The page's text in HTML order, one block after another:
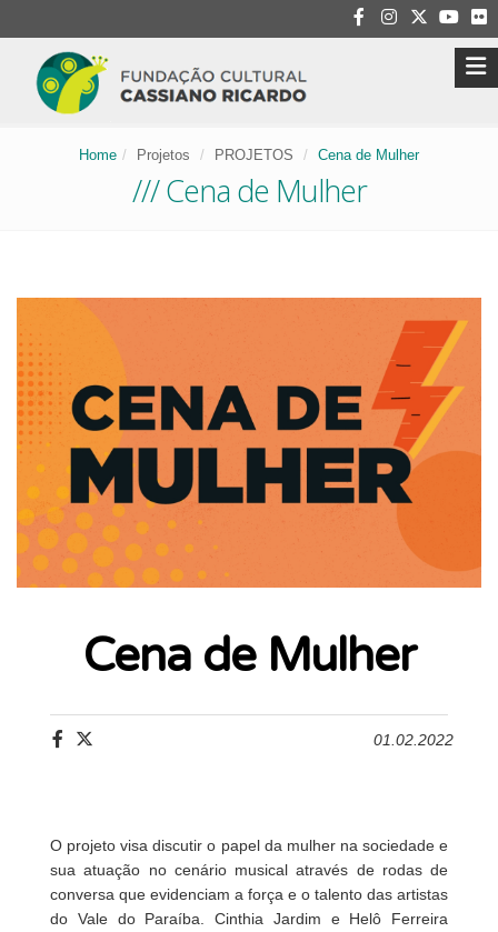
Home Projetos PROJETOS Cena de Mulher
/// Cena de Mulher
Cena de Mulher
01.02.2022
O projeto visa discutir o papel da mulher na sociedade e
sua atuação no cenário musical através de rodas de
conversa que evidenciam a força e o talento das artistas
do Vale do Paraíba. Cinthia Jardim e Helô Ferreira